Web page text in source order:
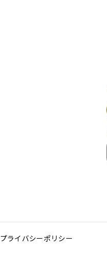
プライバシーポリシー